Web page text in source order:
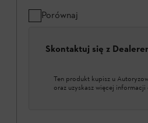
Porównaj
Skontaktuj się z
Ten produkt kupisz u
oraz uzyskasz więcej